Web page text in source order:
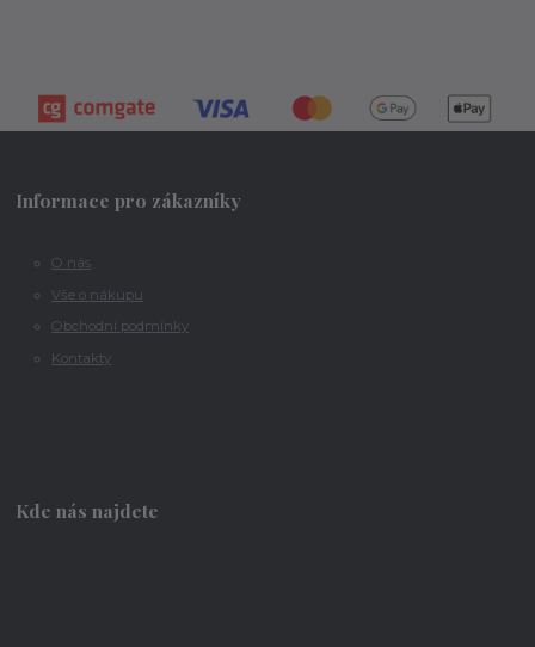
Informace pro zákazníky
O nás
Vše o nákupu
Obchodní podmínky
Kontakty
Kde nás najdete